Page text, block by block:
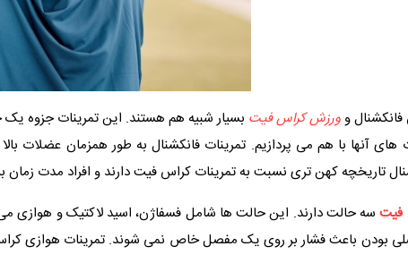
وورزش کراس فیت بسیار شبیه هم هستند. این تمرینات جزوه یک
های آنها با هم می پردازیم. تمرینات فانکشنال به طور همزمان
تاریخچه کهن تری نسبت به تمرینات کراس فیت دارند و افراد مدت
فیتسه حالت دارند. این حالت ها شامل فسفاژن، اسید لاکتیک و هوازی
بودن باعث فشار بر روی یک مفصل خاص نمی شوند. تمرینات هوازی